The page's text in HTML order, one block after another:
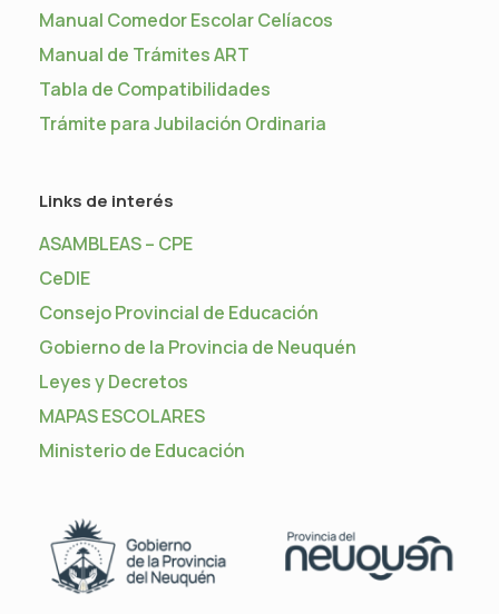
Manual Comedor Escolar Celíacos
Manual de Trámites ART
Tabla de Compatibilidades
Trámite para Jubilación Ordinaria
Links de interés
ASAMBLEAS – CPE
CeDIE
Consejo Provincial de Educación
Gobierno de la Provincia de Neuquén
Leyes y Decretos
MAPAS ESCOLARES
Ministerio de Educación